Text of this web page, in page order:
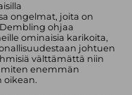
ongelmat, joita on
ohjaa
ominaisia karikoita,
johtuen
välttämättä niin
miten enemmän
oikean.